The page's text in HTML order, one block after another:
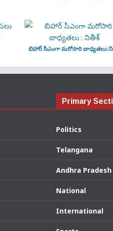
బిహార్ సీఎంగా మరోసారి
Primary
Politics
Telangana
Andhra Pradesh
National
International